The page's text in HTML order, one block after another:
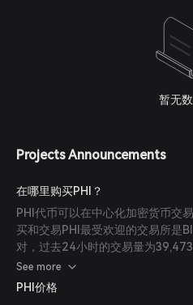
暂无
Projects Announcements
在哪里购买PHI？
PHI代币可以在中心化加密货币交
买和交易PHI最受欢迎的交易所是
对，过去24小时的交易量为
括LBank和Raydium。
See more
PHI价格